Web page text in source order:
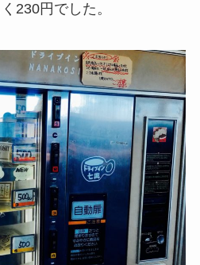
230円でした。